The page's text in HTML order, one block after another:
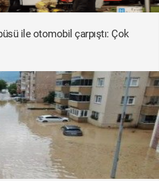
ile otomobil çarpıştı: Çok